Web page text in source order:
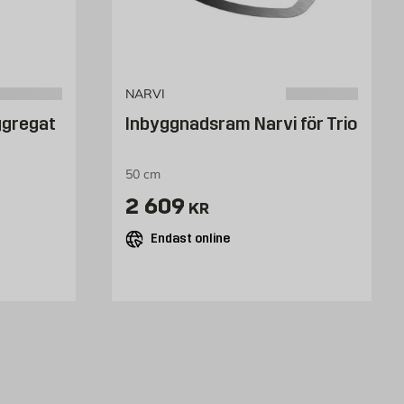
NARVI
Inbyggnadsram Narvi för Trio
50 cm
Pris 2609 kr
2 609 KR
Endast online